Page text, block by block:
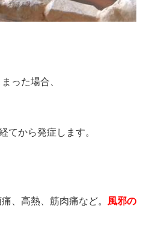
った場合、
てから発症します。
、高熱、筋肉痛など。 風邪の